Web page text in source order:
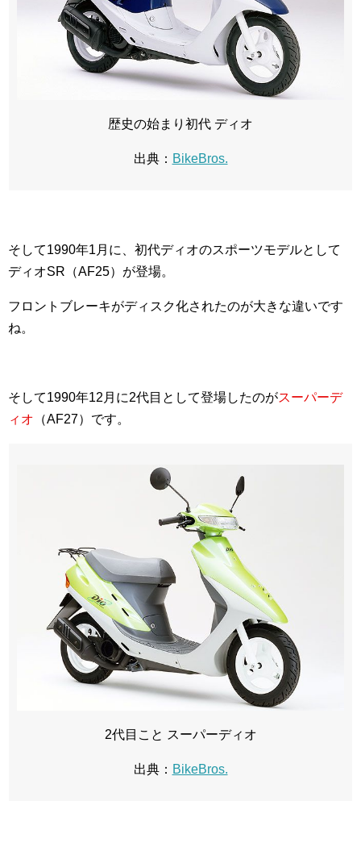
歴史の始まり初代 ディオ
出典： BikeBros.
そして1990年1月に、初代ディオのスポーツモデルとして
ディオSR（AF25）が登場。
フロントブレーキがディスク化されたのが大きな違いです
ね。
そして1990年12月に2代目として登場したのがスーパーデ
ィオ （AF27）です。
2代目こと スーパーディオ
出典： BikeBros.